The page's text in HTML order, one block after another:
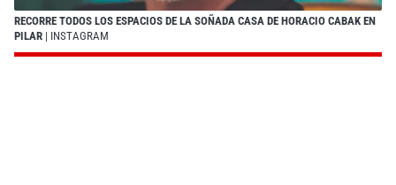
RECORRE TODOS LOS ESPACIOS DE LA SOÑADA CASA DE HORACIO CABAK EN
PILAR | INSTAGRAM